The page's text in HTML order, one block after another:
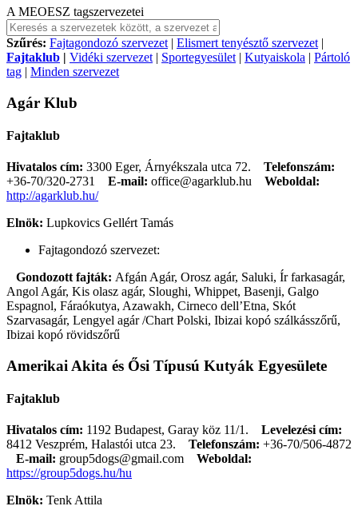
A MEOESZ tagszervezetei
Szűrés: Fajtagondozó szervezet | Elismert tenyésztő szervezet |
Fajtaklub | Vidéki szervezet | Sportegyesület | Kutyaiskola | Pártoló
tag | Minden szervezet
Agár Klub
Fajtaklub
Hivatalos cím: 3300 Eger, Árnyékszala utca 72. Telefonszám:
+36-70/320-2731
E-mail: office@agarklub.hu
Weboldal:
http://agarklub.hu/
Elnök: Lupkovics Gellért Tamás
Fajtagondozó szervezet:
Gondozott fajták: Afgán Agár, Orosz agár, Saluki, Ír farkasagár,
Angol Agár, Kis olasz agár, Sloughi, Whippet, Basenji, Galgo
Espagnol, Fáraókutya, Azawakh, Cirneco dell’Etna, Skót
Szarvasagár, Lengyel agár /Chart Polski, Ibizai kopó szálkásszőrű,
Ibizai kopó rövidszőrű
Amerikai Akita és Ősi Típusú Kutyák Egyesülete
Fajtaklub
Hivatalos cím: 1192 Budapest, Garay köz 11/1. Levelezési cím:
8412 Veszprém, Halastói utca 23.
Telefonszám: +36-70/506-4872
E-mail: group5dogs@gmail.com
Weboldal:
https://group5dogs.hu/hu
Elnök: Tenk Attila